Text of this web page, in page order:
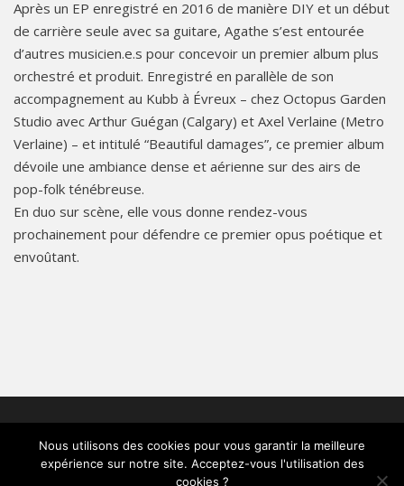
Après un EP enregistré en 2016 de manière DIY et un début
de carrière seule avec sa guitare, Agathe s’est entourée
d’autres musicien.e.s pour concevoir un premier album plus
orchestré et produit. Enregistré en parallèle de son
accompagnement au Kubb à Évreux – chez Octopus Garden
Studio avec Arthur Guégan (Calgary) et Axel Verlaine (Metro
Verlaine) – et intitulé “Beautiful damages”, ce premier album
dévoile une ambiance dense et aérienne sur des airs de
pop-folk ténébreuse.
En duo sur scène, elle vous donne rendez-vous
prochainement pour défendre ce premier opus poétique et
envoûtant.
sommes-nous-Contact -Pro -Partenaires- Bureau
Politique de confidentialité Photographie
Nous utilisons des cookies pour vous garantir la meilleure
expérience sur notre site. Acceptez-vous l'utilisation des
cookies ?